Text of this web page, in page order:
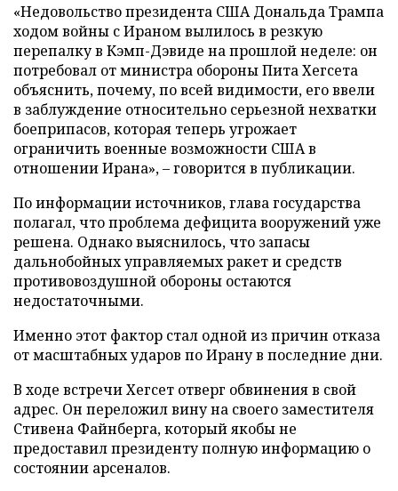
«Недовольство президента США Дональда Трампа
ходом войны с Ираном вылилось в резкую
перепалку в Кэмп-Дэвиде на прошлой неделе: он
потребовал от министра обороны Пита Хегсета
объяснить, почему, по всей видимости, его ввели
в заблуждение относительно серьезной нехватки
боеприпасов, которая теперь угрожает
ограничить военные возможности США в
отношении Ирана», – говорится в публикации.
По информации источников, глава государства
полагал, что проблема дефицита вооружений уже
решена. Однако выяснилось, что запасы
дальнобойных управляемых ракет и средств
противовоздушной обороны остаются
недостаточными.
Именно этот фактор стал одной из причин отказа
от масштабных ударов по Ирану в последние дни.
В ходе встречи Хегсет отверг обвинения в свой
адрес. Он переложил вину на своего заместителя
Стивена Файнберга, который якобы не
предоставил президенту полную информацию о
состоянии арсеналов.